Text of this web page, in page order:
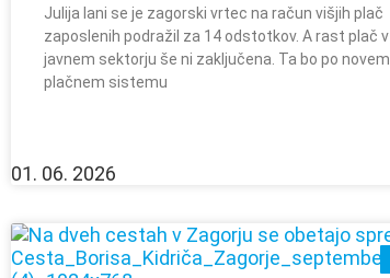
Julija lani se je zagorski vrtec na račun višjih plač
zaposlenih podražil za 14 odstotkov. A rast plač v
javnem sektorju še ni zaključena. Ta bo po novem
plačnem sistemu
01. 06. 2026